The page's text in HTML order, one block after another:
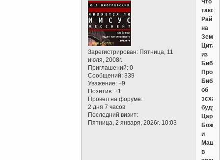
Зарегистрирован: Пятница, 11
июля, 2008г.
Приглашений: 0
Сообщений: 339
Уважение: +9
Позитив: +1
Провел на форуме:
2 дня 7 часов
Последний визит:
Пятница, 2 января, 2026г. 10:03
Что
такое
Рай
на
из
об
и
в